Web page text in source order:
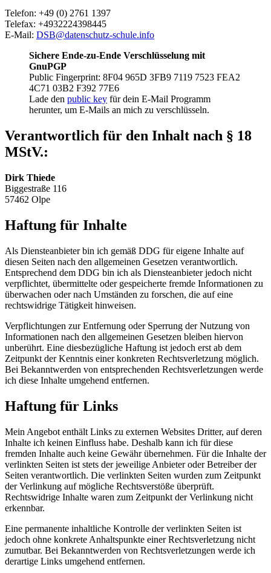
Telefon: +49 (0) 2761 1397
Telefax: +4932224398445
E-Mail: DSB@datenschutz-schule.info
Sichere Ende-zu-Ende Verschlüsselung mit
GnuPGP
Public Fingerprint: 8F04 965D 3FB9 7119 7523 FEA2
4C71 03B2 F392 77E6
Lade den public key für dein E-Mail Programm
herunter, um E-Mails an mich zu verschlüsseln.
Verantwortlich für den Inhalt nach § 18
MStV.:
Dirk Thiede
Biggestraße 116
57462 Olpe
Haftung für Inhalte
Als Diensteanbieter bin ich gemäß DDG für eigene Inhalte auf
diesen Seiten nach den allgemeinen Gesetzen verantwortlich.
Entsprechend dem DDG bin ich als Diensteanbieter jedoch nicht
verpflichtet, übermittelte oder gespeicherte fremde Informationen zu
überwachen oder nach Umständen zu forschen, die auf eine
rechtswidrige Tätigkeit hinweisen.
Verpflichtungen zur Entfernung oder Sperrung der Nutzung von
Informationen nach den allgemeinen Gesetzen bleiben hiervon
unberührt. Eine diesbezügliche Haftung ist jedoch erst ab dem
Zeitpunkt der Kenntnis einer konkreten Rechtsverletzung möglich.
Bei Bekanntwerden von entsprechenden Rechtsverletzungen werde
ich diese Inhalte umgehend entfernen.
Haftung für Links
Mein Angebot enthält Links zu externen Websites Dritter, auf deren
Inhalte ich keinen Einfluss habe. Deshalb kann ich für diese
fremden Inhalte auch keine Gewähr übernehmen. Für die Inhalte der
verlinkten Seiten ist stets der jeweilige Anbieter oder Betreiber der
Seiten verantwortlich. Die verlinkten Seiten wurden zum Zeitpunkt
der Verlinkung auf mögliche Rechtsverstöße überprüft.
Rechtswidrige Inhalte waren zum Zeitpunkt der Verlinkung nicht
erkennbar.
Eine permanente inhaltliche Kontrolle der verlinkten Seiten ist
jedoch ohne konkrete Anhaltspunkte einer Rechtsverletzung nicht
zumutbar. Bei Bekanntwerden von Rechtsverletzungen werde ich
derartige Links umgehend entfernen.